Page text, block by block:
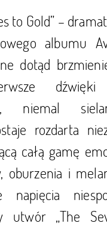
to Gold” –
albumu
dotąd
niemal
rozdarta
całą gamę
oburzenia i
napięcia
utwór „The